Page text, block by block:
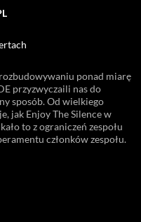
ponad miarę
przyzwyczaili nas do
sposób. Od wielkiego
jak Enjoy The Silence w
to z ograniczeń zespołu
członków zespołu.